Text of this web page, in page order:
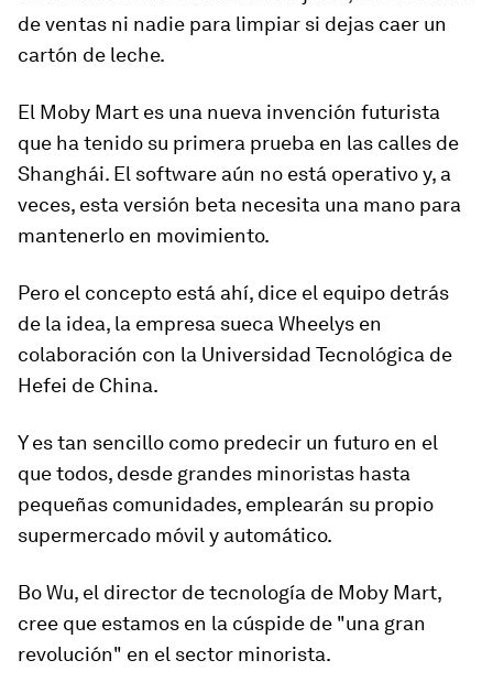
de ventas ni nadie para limpiar si dejas caer un
cartón de leche.
El Moby Mart es una nueva invención futurista
que ha tenido su primera prueba en las calles de
Shanghái. El software aún no está operativo y, a
veces, esta versión beta necesita una mano para
mantenerlo en movimiento.
Pero el concepto está ahí, dice el equipo detrás
de la idea, la empresa sueca Wheelys en
colaboración con la Universidad Tecnológica de
Hefei de China.
Y es tan sencillo como predecir un futuro en el
que todos, desde grandes minoristas hasta
pequeñas comunidades, emplearán su propio
supermercado móvil y automático.
Bo Wu, el director de tecnología de Moby Mart,
cree que estamos en la cúspide de "una gran
revolución" en el sector minorista.